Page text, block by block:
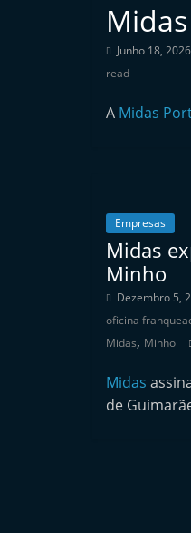
Junho 18, 2026
read
A Midas
Empresas
Midas
Minho
Dezembro 5,
oficina
Midas, Minho
Midas
de